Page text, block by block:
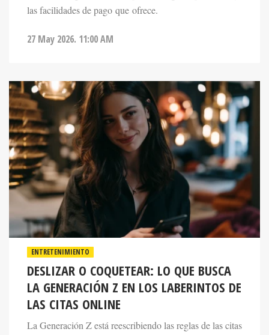
ENTRETENIMIENTO
DESLIZAR O COQUETEAR: LO QUE BUSCA
LA GENERACIÓN Z EN LOS LABERINTOS DE
LAS CITAS ONLINE
La Generación Z está reescribiendo las reglas de las citas
con la misma determinación con la que sus padres